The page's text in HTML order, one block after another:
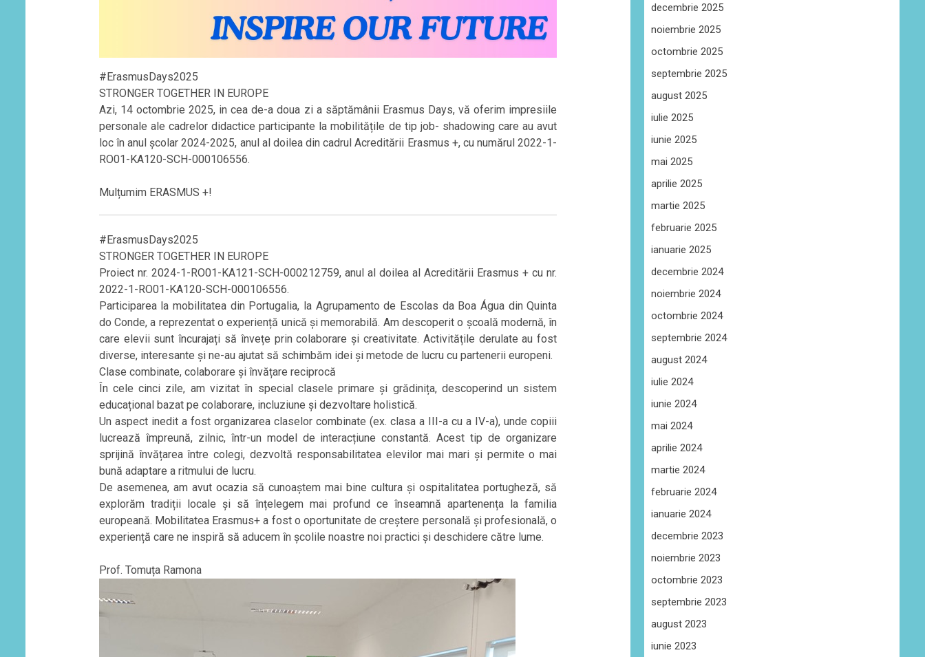
#ErasmusDays2025
STRONGER TOGETHER IN EUROPE
Azi, 14 octombrie 2025, in cea de-a doua zi a săptămânii Erasmus Days, vă oferim impresiile
personale ale cadrelor didactice participante la mobilitățile de tip job- shadowing care au avut
loc în anul școlar 2024-2025, anul al doilea din cadrul Acreditării Erasmus +, cu numărul 2022-1-
RO01-KA120-SCH-000106556.
Mulțumim ERASMUS +!
#ErasmusDays2025
STRONGER TOGETHER IN EUROPE
Proiect nr. 2024-1-RO01-KA121-SCH-000212759, anul al doilea al Acreditării Erasmus + cu nr.
2022-1-RO01-KA120-SCH-000106556.
Participarea la mobilitatea din Portugalia, la Agrupamento de Escolas da Boa Água din Quinta
do Conde, a reprezentat o experiență unică și memorabilă. Am descoperit o școală modernă, în
care elevii sunt încurajați să învețe prin colaborare și creativitate. Activitățile derulate au fost
diverse, interesante și ne-au ajutat să schimbăm idei și metode de lucru cu partenerii europeni.
Clase combinate, colaborare și învățare reciprocă
În cele cinci zile, am vizitat în special clasele primare și grădinița, descoperind un sistem
educațional bazat pe colaborare, incluziune și dezvoltare holistică.
Un aspect inedit a fost organizarea claselor combinate (ex. clasa a III-a cu a IV-a), unde copiii
lucrează împreună, zilnic, într-un model de interacțiune constantă. Acest tip de organizare
sprijină învățarea între colegi, dezvoltă responsabilitatea elevilor mai mari și permite o mai
bună adaptare a ritmului de lucru.
De asemenea, am avut ocazia să cunoaștem mai bine cultura și ospitalitatea portugheză, să
explorăm tradiții locale și să înțelegem mai profund ce înseamnă apartenența la familia
europeană. Mobilitatea Erasmus+ a fost o oportunitate de creștere personală și profesională, o
experiență care ne inspiră să aducem în școlile noastre noi practici și deschidere către lume.
Prof. Tomuța Ramona
decembrie 2025
noiembrie 2025
octombrie 2025
septembrie 2025
august 2025
iulie 2025
iunie 2025
mai 2025
aprilie 2025
martie 2025
februarie 2025
ianuarie 2025
decembrie 2024
noiembrie 2024
octombrie 2024
septembrie 2024
august 2024
iulie 2024
iunie 2024
mai 2024
aprilie 2024
martie 2024
februarie 2024
ianuarie 2024
decembrie 2023
noiembrie 2023
octombrie 2023
septembrie 2023
august 2023
iunie 2023